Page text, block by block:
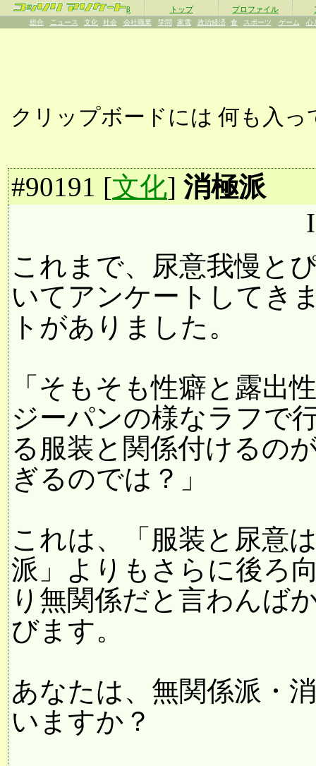
β トップ プロファイル
総合 ニュース 文化 社会 会社職業 学問 家電 政治経済 食 スポーツ ゲーム 心
クリップボードには 何も入っ
#90191 [文化] 消極派
これまで、尿意我慢と
いてアンケートしてき
トがありました。
「そもそも性癖と露出
ジーパンの様なラフで
る服装と関係付けるの
ぎるのでは？」
これは、「服装と尿意
派」よりもさらに後ろ
り無関係だと言わんば
びます。
あなたは、無関係派・
いますか？